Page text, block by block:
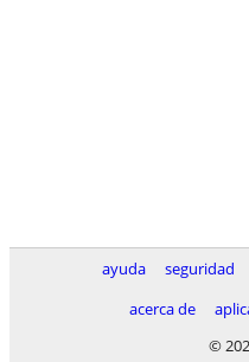
ayuda seguridad
acerca de
©